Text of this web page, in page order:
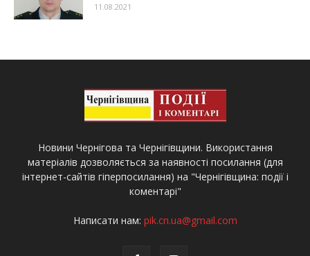
11.08.2021
Новини Чернігова та Чернігівщини. Використання
матеріалів дозволяється за наявності посилання (для
інтернет-сайтів гіперпосилання) на "Чернігівщина: події і
коментарі"
Написати нам: pik.cn.ua@gmail.com